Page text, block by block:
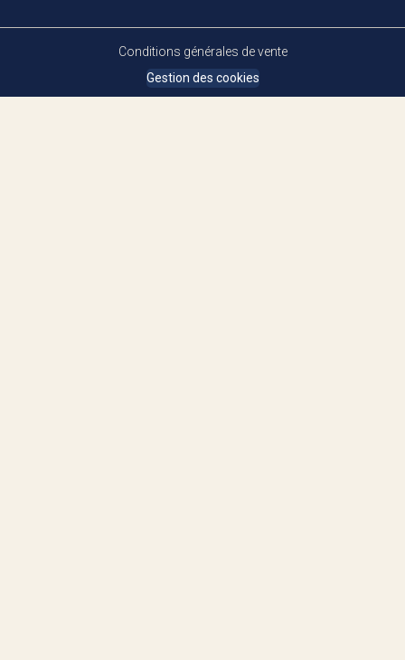
Conditions générales de vente
Gestion des cookies